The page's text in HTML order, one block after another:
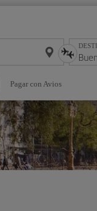
Pagar con Avios